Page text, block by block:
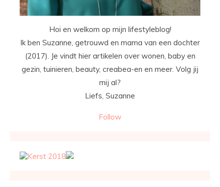
Hoi en welkom op mijn lifestyleblog!
Ik ben Suzanne, getrouwd en mama van een dochter
(2017). Je vindt hier artikelen over wonen, baby en
gezin, tuinieren, beauty, creabea-en en meer. Volg jij
mij al?
Liefs, Suzanne
Follow